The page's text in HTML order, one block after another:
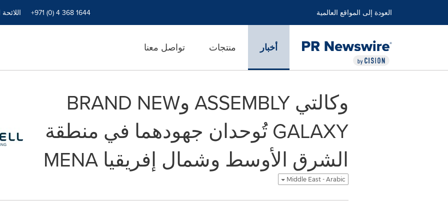
العودة إلى المواقع العالمية +971 (0) 4 368 1644
أخبار منتجات تواصل معنا
وكالتي ASSEMBLY وBRAND NEW
GALAXY تُوحدان جهودهما في منطقة
الشرق الأوسط وشمال إفريقيا MENA
Middle East - Arabic